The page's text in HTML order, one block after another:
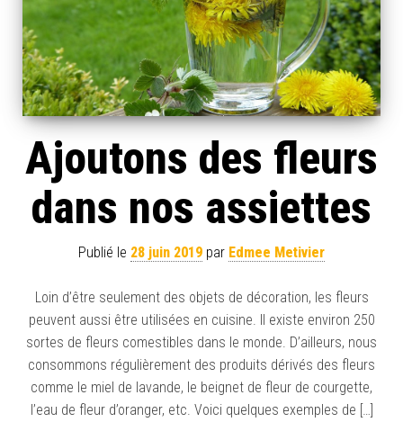
Ajoutons des fleurs
dans nos assiettes
Publié le 28 juin 2019 par Edmee Metivier
Loin d’être seulement des objets de décoration, les fleurs
peuvent aussi être utilisées en cuisine. Il existe environ 250
sortes de fleurs comestibles dans le monde. D’ailleurs, nous
consommons régulièrement des produits dérivés des fleurs
comme le miel de lavande, le beignet de fleur de courgette,
l’eau de fleur d’oranger, etc. Voici quelques exemples de […]